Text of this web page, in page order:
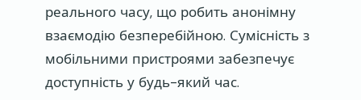
реального часу, що робить анонімну
взаємодію безперебійною. Сумісність з
мобільними пристроями забезпечує
доступність у будь-який час.